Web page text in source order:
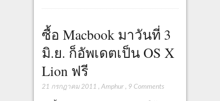
ซื้อ Macbook มาวันที่ 3
มิ.ย. ก็อัพเดตเป็น OS X
Lion ฟรี
21 กรกฎาคม 2011 , Amphur, 9 Comments